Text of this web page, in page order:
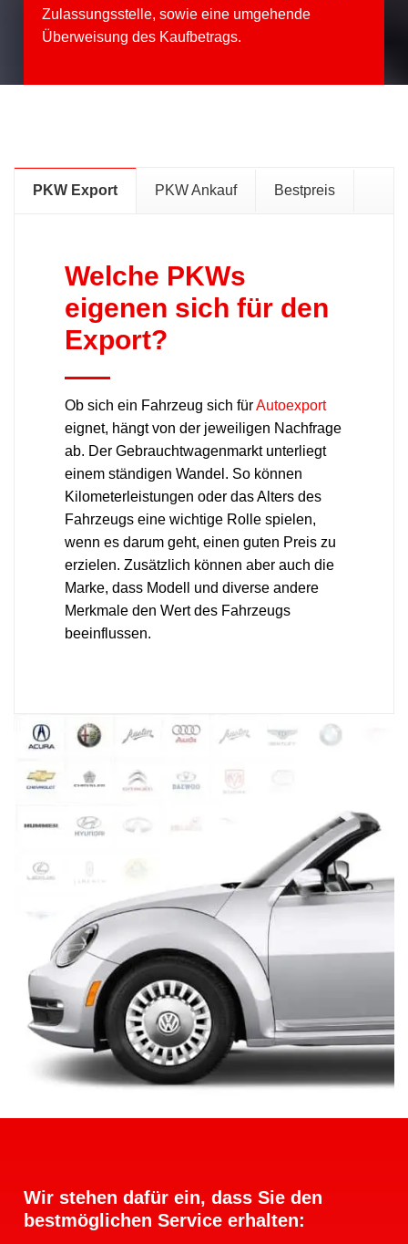
Zulassungsstelle, sowie eine umgehende
Überweisung des Kaufbetrags.
PKW Export PKW Ankauf Bestpreis
Welche PKWs
eigenen sich für den
Export?
Ob sich ein Fahrzeug sich fürAutoexport
eignet, hängt von der jeweiligen Nachfrage
ab. Der Gebrauchtwagenmarkt unterliegt
einem ständigen Wandel. So können
Kilometerleistungen oder das Alters des
Fahrzeugs eine wichtige Rolle spielen,
wenn es darum geht, einen guten Preis zu
erzielen. Zusätzlich können aber auch die
Marke, dass Modell und diverse andere
Merkmale den Wert des Fahrzeugs
beeinflussen.
Wir stehen dafür ein, dass Sie den
bestmöglichen Service erhalten: